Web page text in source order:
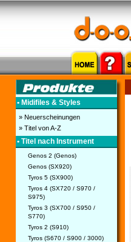
• Midifiles & Styles
» Neuerscheinungen
» Titel von A-Z
• Titel nach Instrument
Genos 2 (Genos)
Genos (SX920)
Tyros 5 (SX900)
Tyros 4 (SX720 / S970 /
S975)
Tyros 3 (SX700 / S950 /
S770)
Tyros 2 (S910)
Tyros (S670 / S900 / 3000)